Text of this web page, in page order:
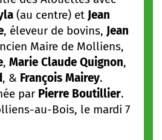
(au centre) et Jean
, éleveur de bovins, Jean
Maire de Molliens,
, Marie Claude Quignon,
, & François Mairey.
par Pierre Boutillier.
au-Bois, le mardi 7